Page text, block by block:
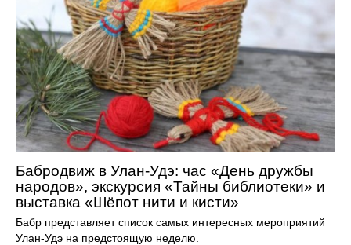
Бабродвиж в Улан-Удэ: час «День дружбы
народов», экскурсия «Тайны библиотеки» и
выставка «Шёпот нити и кисти»
Бабр представляет список самых интересных мероприятий
Улан-Удэ на предстоящую неделю.